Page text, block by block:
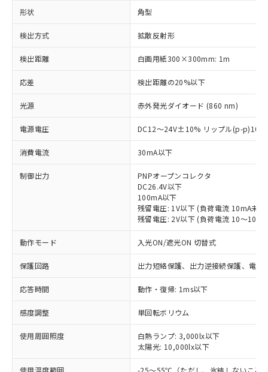
形状 角型
検出方式 拡散反射形
検出距離 白画用紙300×300mm: 1m
応差 検出距離の20%以下
光源 赤外発光ダイオード (860 nm)
電源電圧 DC12～24V±10% リップル(p-p)10%
消費電流 30mA以下
制御出力
PNPオープンコレクタ
DC26.4V以下
100mA以下
残留電圧: 1V以下 (負荷電流 10mA未満
残留電圧: 2V以下 (負荷電流 10～
動作モード 入光ON/遮光ON 切替式
保護回路 出力短絡保護、出力逆接続保護、電源
応答時間 動作・復帰: 1ms以下
感度調整 単回転ボリウム
使用周囲照度
白熱ランプ: 3,000lx以下
太陽光: 10,000lx以下
使用温度範囲 -25～55℃（ただし、氷結しないこと
※1 対応状況
対応済み：EU RoHS指令（10物質）の
非含有に対応した製品が提供可能な商品で